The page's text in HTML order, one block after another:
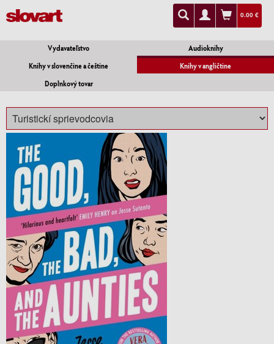
0.00 €
Vydavateľstvo
Audioknihy
Knihy v slovenčine a češtine
Knihy v angličtine
Doplnkový tovar